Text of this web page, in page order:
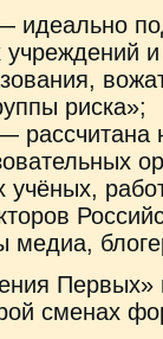
риска»;
медиа,
Первых»
сменах